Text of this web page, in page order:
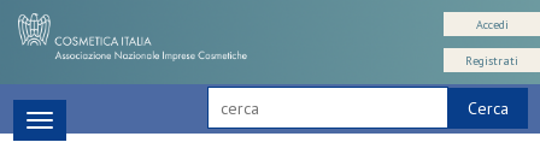
Cerca
Accedi
Registrati
Toggle
navigation